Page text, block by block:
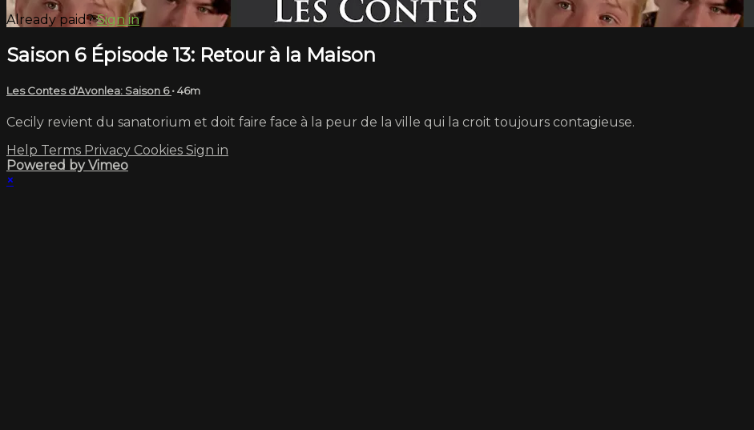
Already paid?Sign in
Saison 6 Épisode 13: Retour à la Maison
Les Contes d'Avonlea: Saison 6• 46m
Cecily revient du sanatorium et doit faire face à la peur de la ville qui la croit toujours contagieuse.
Help Terms Privacy Cookies Sign in
Powered by Vimeo
×